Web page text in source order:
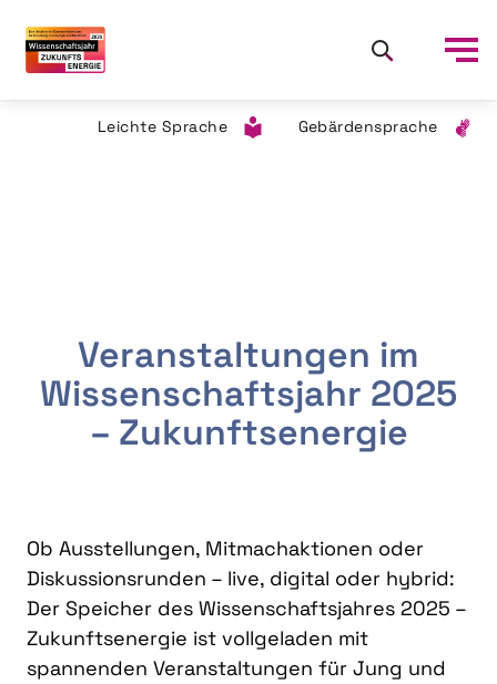
Leichte Sprache Gebärdensprache
Veranstaltungen im
Wissenschaftsjahr 2025
– Zukunftsenergie
Ob Ausstellungen, Mitmachaktionen oder
Diskussionsrunden – live, digital oder hybrid:
Der Speicher des Wissenschaftsjahres 2025 –
Zukunftsenergie ist vollgeladen mit
spannenden Veranstaltungen für Jung und